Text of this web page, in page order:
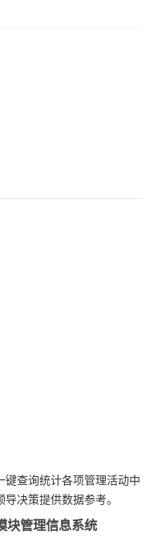
查询统计各项管理活动中
决策提供数据参考。
块管理信息系统